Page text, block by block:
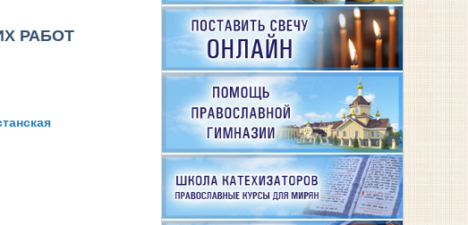
РАБОТ